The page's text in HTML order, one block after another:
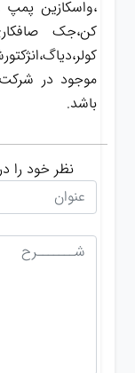
،واسکازین
موجود در
باشد.
نظر خود را